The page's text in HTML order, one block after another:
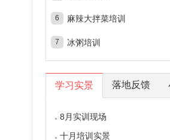
6 麻辣大拌菜培训
7 冰粥培训
学习实景 落地反馈
8月实训现场
十月培训实景